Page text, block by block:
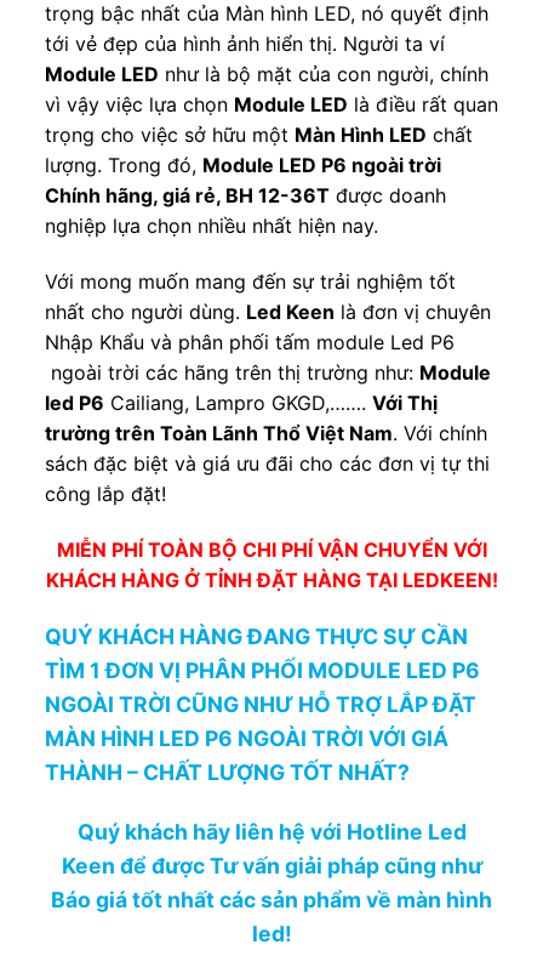
trọng bậc nhất của Màn hình LED, nó quyết định
tới vẻ đẹp của hình ảnh hiển thị. Người ta ví
Module LED như là bộ mặt của con người, chính
vì vậy việc lựa chọn Module LED là điều rất quan
trọng cho việc sở hữu một Màn Hình LED chất
lượng. Trong đó, Module LED P6 ngoài trời
Chính hãng, giá rẻ, BH 12-36Tđược doanh
nghiệp lựa chọn nhiều nhất hiện nay.
Với mong muốn mang đến sự trải nghiệm tốt
nhất cho người dùng. Led Keen là đơn vị chuyên
Nhập Khẩu và phân phối tấm module Led P6
ngoài trời các hãng trên thị trường như: Module
led P6 Cailiang, Lampro GKGD,……. Với Thị
trường trên Toàn Lãnh Thổ Việt Nam. Với chính
sách đặc biệt và giá ưu đãi cho các đơn vị tự thi
công lắp đặt!
MIỄN PHÍ TOÀN BỘ CHI PHÍ VẬN CHUYỂN VỚI
KHÁCH HÀNG Ở TỈNH ĐẶT HÀNG TẠI LEDKEEN!
QUÝ KHÁCH HÀNG ĐANG THỰC SỰ CẦN
TÌM 1 ĐƠN VỊ PHÂN PHỐI MODULE LED P6
NGOÀI TRỜI CŨNG NHƯ HỖ TRỢ LẮP ĐẶT
MÀN HÌNH LED P6 NGOÀI TRỜI VỚI GIÁ
THÀNH – CHẤT LƯỢNG TỐT NHẤT?
Quý khách hãy liên hệ với Hotline Led
Keen để được Tư vấn giải pháp cũng như
Báo giá tốt nhất các sản phẩm về màn hình
led!